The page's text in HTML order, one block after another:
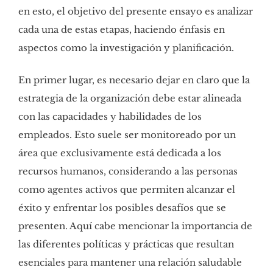
en esto, el objetivo del presente ensayo es analizar
cada una de estas etapas, haciendo énfasis en
aspectos como la investigación y planificación.
En primer lugar, es necesario dejar en claro que la
estrategia de la organización debe estar alineada
con las capacidades y habilidades de los
empleados. Esto suele ser monitoreado por un
área que exclusivamente está dedicada a los
recursos humanos, considerando a las personas
como agentes activos que permiten alcanzar el
éxito y enfrentar los posibles desafíos que se
presenten. Aquí cabe mencionar la importancia de
las diferentes políticas y prácticas que resultan
esenciales para mantener una relación saludable